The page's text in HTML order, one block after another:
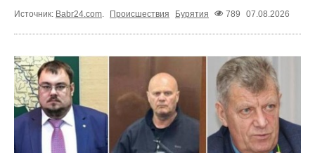
Источник: Babr24.com. Происшествия Бурятия 789 07.08.2026